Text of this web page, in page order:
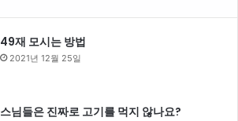
49재 모시는 방법
2021년 12월 25일
스님들은 진짜로 고기를 먹지 않나요?